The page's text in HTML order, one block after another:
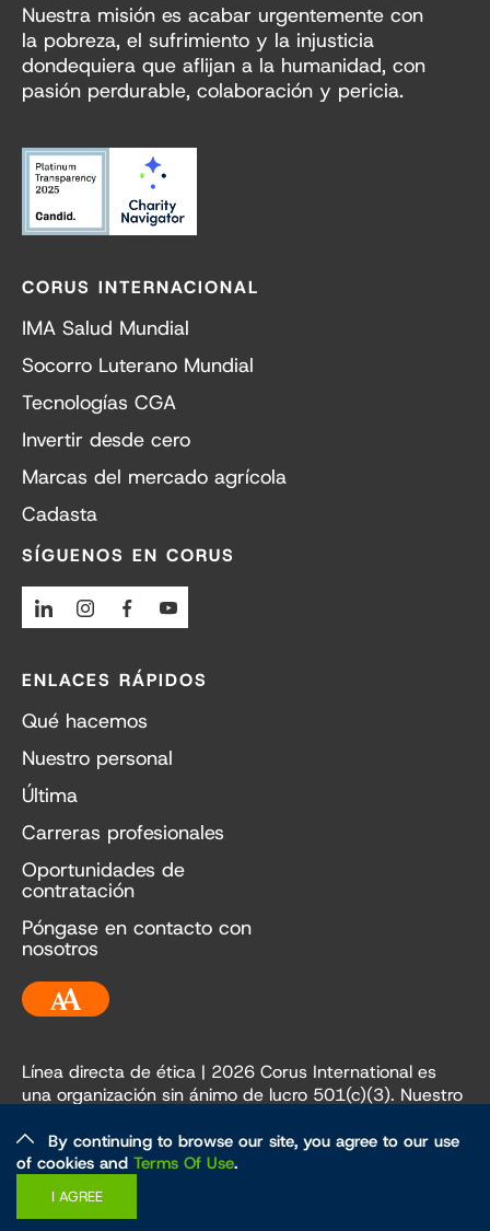
Nuestra misión es acabar urgentemente con
la pobreza, el sufrimiento y la injusticia
dondequiera que aflijan a la humanidad, con
pasión perdurable, colaboración y pericia.
CORUS INTERNACIONAL
IMA Salud Mundial
Socorro Luterano Mundial
Tecnologías CGA
Invertir desde cero
Marcas del mercado agrícola
Cadasta
SÍGUENOS EN CORUS
LinkedinInstagramFacebook
ENLACES RÁPIDOS
Qué hacemos
Nuestro personal
Última
Carreras profesionales
Oportunidades de
contratación
Póngase en contacto con
nosotros
Línea directa de ética | 2026 Corus International es
una organización sin ánimo de lucro 501(c)(3). Nuestro
Ética y políticas Política de privacidad
By continuing to browse our site, you agree to our use
of cookies and Terms Of Use.
I AGREE